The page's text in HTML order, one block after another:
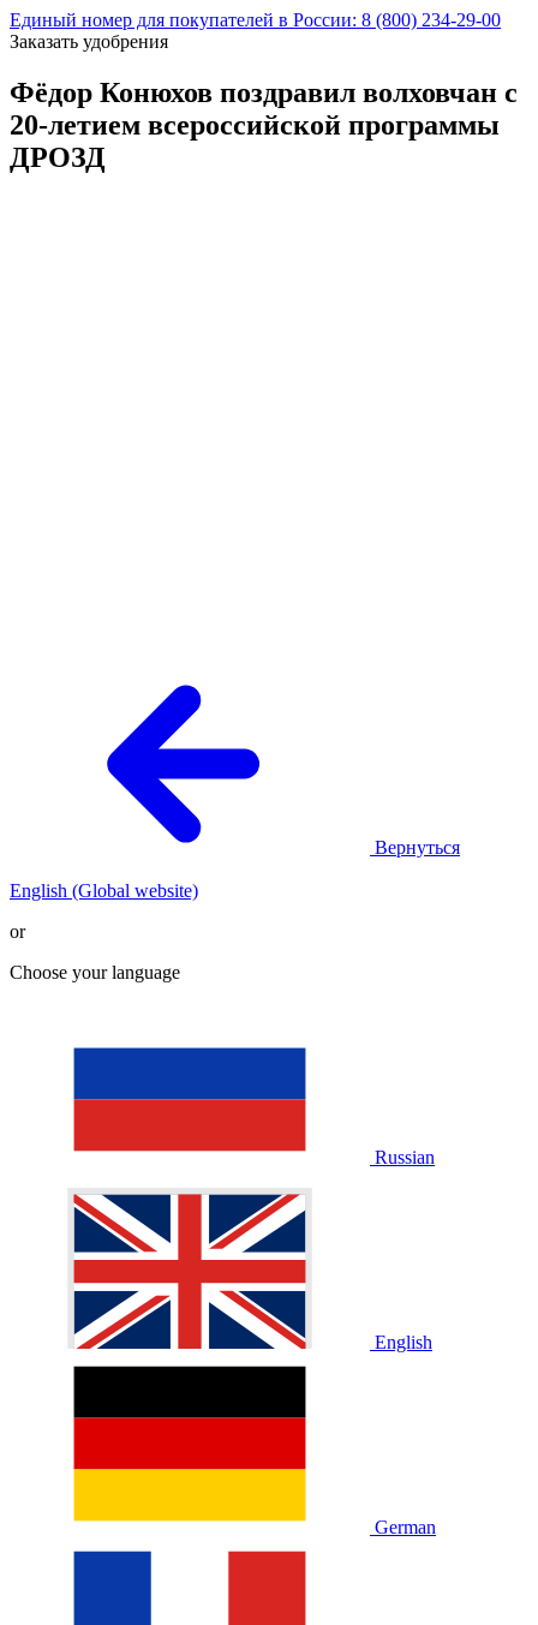
Единый номер для покупателей в России: 8 (800) 234-29-00
Заказать удобрения
Фёдор Конюхов поздравил волховчан с
20-летием всероссийской программы
ДРОЗД
Вернуться
English (Global website)
or
Choose your language
Russian
English
German